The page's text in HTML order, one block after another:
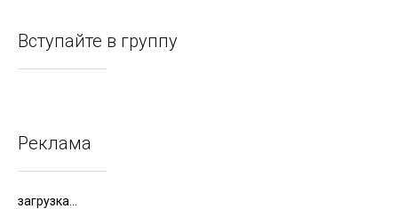
Вступайте в группу
Реклама
загрузка...